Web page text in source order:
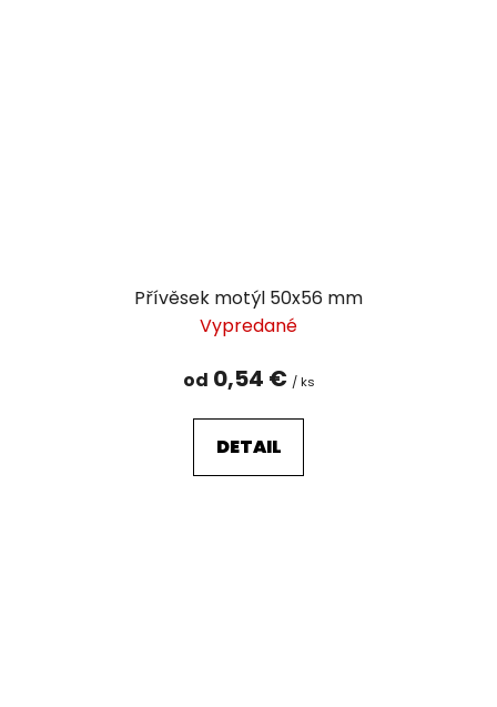
Přívěsek motýl 50x56 mm
Vypredané
od 0,54 € / ks
DETAIL